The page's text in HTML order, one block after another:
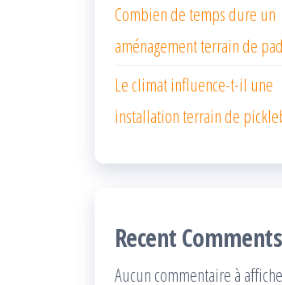
Combien de temps dure un
aménagement terrain de
Le climat influence-t-il une
installation terrain de
Recent Comments
Aucun commentaire à